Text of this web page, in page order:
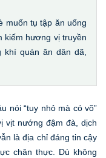
muốn tụ tập ăn uống
kiếm hương vị truyền
khí quán ăn dân dã,
nói “tuy nhỏ mà có võ”
vịt nướng đậm đà, dịch
là địa chỉ đáng tin cậy
chân thực. Dù không